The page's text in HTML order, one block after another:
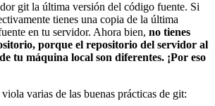
git la última versión del código fuente. Si
tienes una copia de la última
en tu servidor. Ahora bien, no tienes
porque el repositorio del servidor al
tu máquina local son diferentes. ¡Por eso
varias de las buenas prácticas de git: